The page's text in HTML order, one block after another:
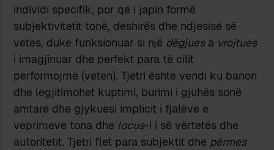
individi specifik, por që i japin formë
subjektivitetit tonë, dëshirës dhe ndjesisë së
vetes, duke funksionuar si një dëgjuesa vrojtues
i imagjinuar dhe perfekt para të cilit
performojmë (veten). Tjetri është vendi ku banon
dhe legjitimohet kuptimi, burimi i gjuhës sonë
amtare dhe gjykuesi implicit i fjalëve e
veprimeve tona dhe locus-i i së vërtetës dhe
autoritetit. Tjetri flet para subjektit dhe përmes